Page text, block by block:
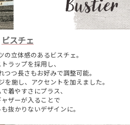
ビスチェ
の立体感のあるビスチェ。
ラップを採用し、
つつ長さもお好みで調整可能。
施し、アクセントを加えました。
着やすさにプラス、
ザーが入ることで
抜かりないデザインに。